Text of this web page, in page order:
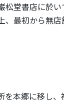
松堂書店に於
、最初から無
を本郷に移し